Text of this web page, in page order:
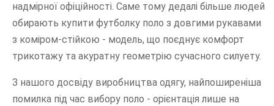
надмірної офіційності. Саме тому дедалі більше людей
обирають купити футболку поло з довгими рукавами
з коміром-стійкою - модель, що поєднує комфорт
трикотажу та акуратну геометрію сучасного силуету.
З нашого досвіду виробництва одягу, найпоширеніша
помилка під час вибору поло - орієнтація лише на